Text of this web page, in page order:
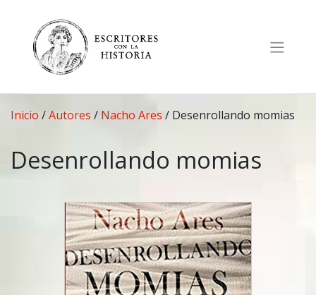
contenido
Inicio /Autores / Nacho Ares / Desenrollando momias
Desenrollando momias